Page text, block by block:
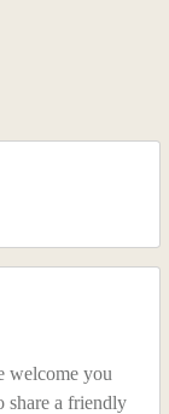
you
share a friendly